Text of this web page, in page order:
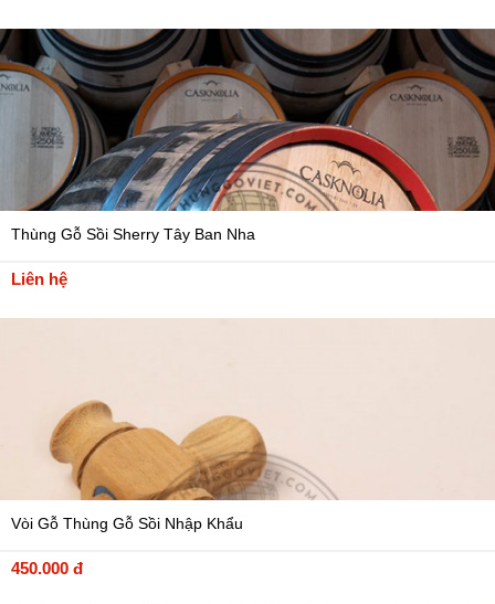
Thùng Gỗ Sồi Sherry Tây Ban Nha
Liên hệ
Vòi Gỗ Thùng Gỗ Sồi Nhập Khẩu
450.000 đ